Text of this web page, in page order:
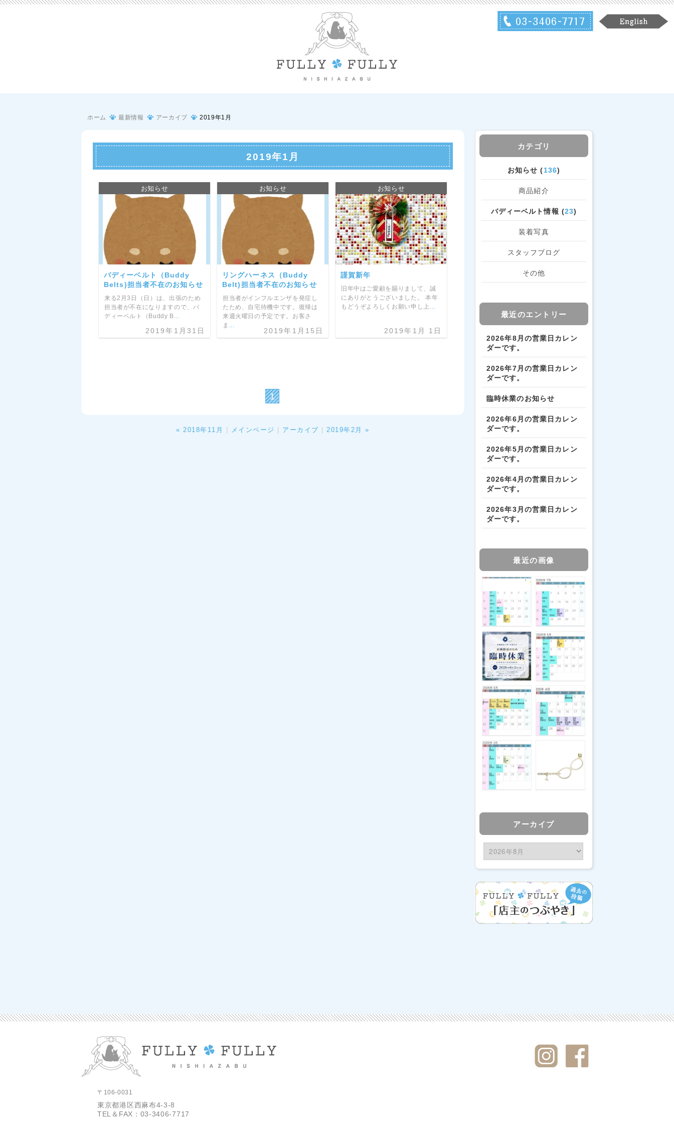
ホーム 最新情報 アーカイブ 2019年1月
2019年1月
お知らせ
バディーベルト（Buddy
Belts)担当者不在のお知らせ
来る2月3日（日）は、出張のため
担当者が不在になりますので、バ
ディーベルト（Buddy B...
2019年1月31日
お知らせ
リングハーネス（Buddy
Belt)担当者不在のお知らせ
担当者がインフルエンザを発症し
たため、自宅待機中です。復帰は
来週火曜日の予定です。お客さ
ま ...
2019年1月15日
お知らせ
謹賀新年
旧年中はご愛顧を賜りまして、誠
にありがとうございました。 本年
もどうぞよろしくお願い申し上 ...
2019年1月 1日
1
« 2018年11月 メインページ アーカイブ |2019年2月 »
カテゴリ
お知らせ (136)
商品紹介
バディーベルト情報 (23)
装着写真
スタッフブログ
その他
最近のエントリー
2026年8月の営業日カレン
ダーです。
2026年7月の営業日カレン
ダーです。
臨時休業のお知らせ
2026年6月の営業日カレン
ダーです。
2026年5月の営業日カレン
ダーです。
2026年4月の営業日カレン
ダーです。
2026年3月の営業日カレン
ダーです。
最近の画像
アーカイブ
〒106-0031
東京都港区西麻布4-3-8
TEL＆FAX：03-3406-7717